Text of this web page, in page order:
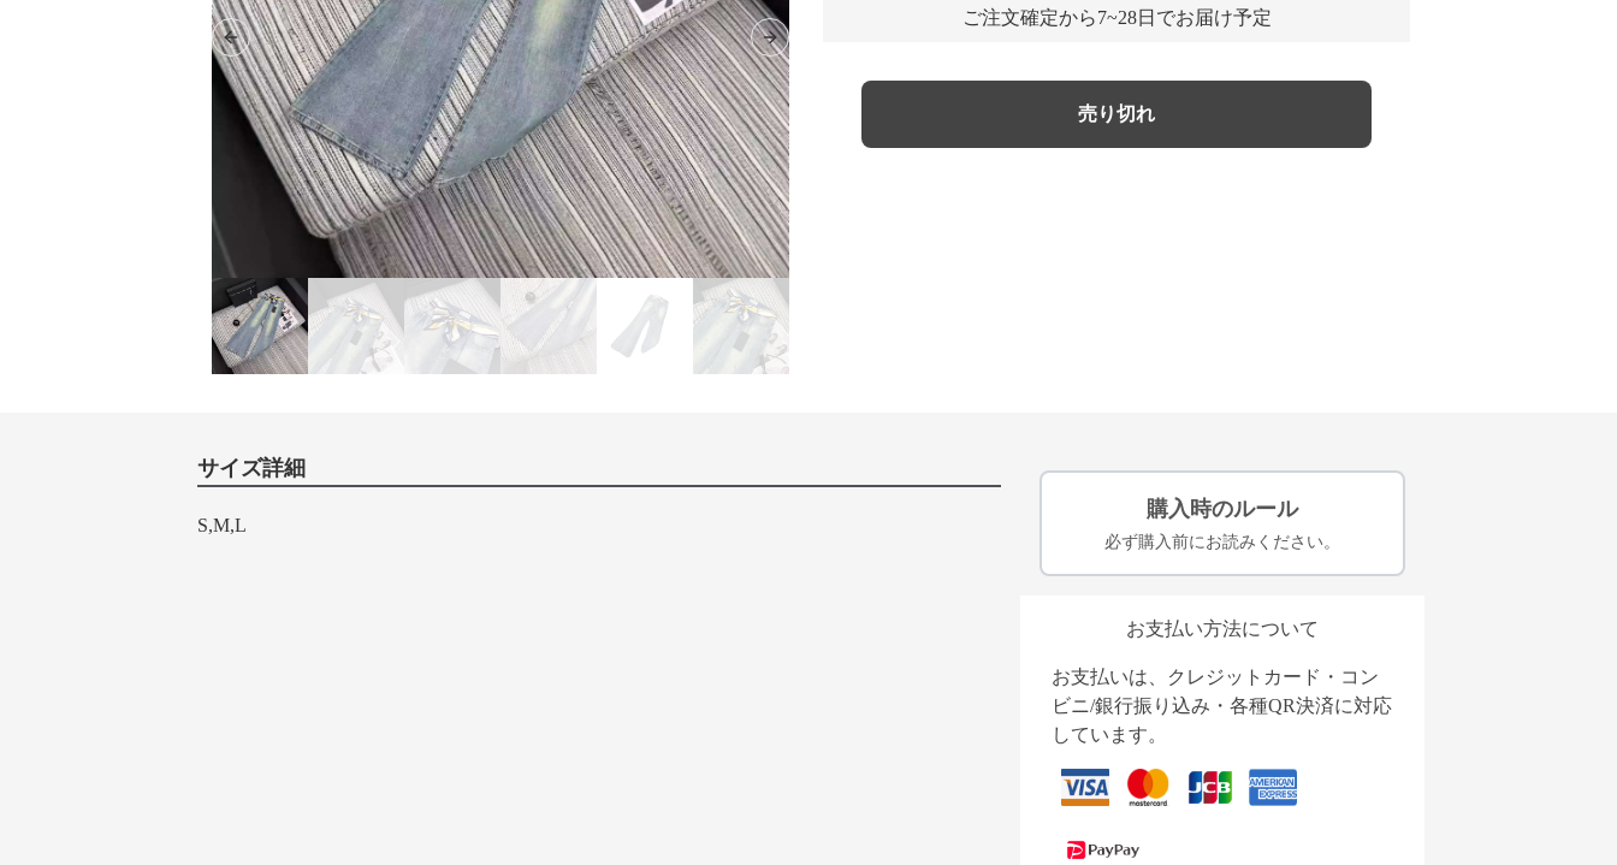
Previous slide Next slide
ご注文確定から7~28日でお届け予定
売り切れ
サイズ詳細
S,M,L
購入時のルール
必ず購入前にお読みください。
お支払い方法について
お支払いは、クレジットカード・コン
ビニ/銀行振り込み・各種QR決済に対応
しています。